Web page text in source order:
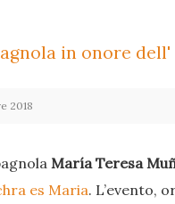
in onore
2018
María Teresa
es Maria. L’evento,